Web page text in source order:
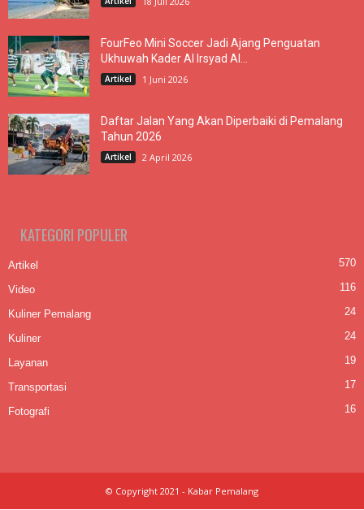
FourFeo Mini Soccer Jadi Ajang Penguatan
Ukhuwah Kader Al Irsyad Al...
Artikel 1 Juni 2026
Daftar Jalan Yang Akan Diperbaiki di Pemalang
Tahun 2026
Artikel 2 April 2026
KATEGORI POPULER
Artikel 570
Video 116
Kuliner Pemalang 24
Kuliner 24
Layanan 19
Transportasi 17
Fotografi 16
© Copyright 2021 - Kabar Pemalang